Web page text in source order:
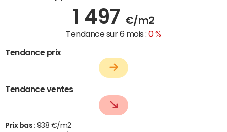
1 497 €/m2
Tendance sur 6 mois :0 %
Tendance prix
Tendance ventes
Prix bas : 938 €/m2